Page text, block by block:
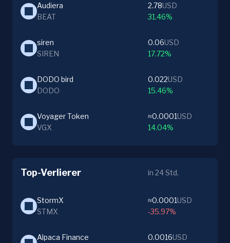
Audiera
BEAT
2.78USD
31.46%
siren
SIREN
0.06USD
17.72%
DODO bird
DODO
0.022USD
15.46%
Voyager Token
VGX
≈0.0001USD
14.04%
Top-Verlierer in 24 Std.
StormX
STMX
≈0.0001USD
-35.97%
Alpaca Finance
0.0016USD